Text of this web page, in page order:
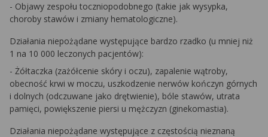
- Objawy zespołu toczniopodobnego (takie jak wysypka,
choroby stawów i zmiany hematologiczne).
Działania niepożądane występujące bardzo rzadko (u mniej niż
1 na 10 000 leczonych pacjentów):
- Żółtaczka (zażółcenie skóry i oczu), zapalenie wątroby,
obecność krwi w moczu, uszkodzenie nerwów kończyn górnych
i dolnych (odczuwane jako drętwienie), bóle stawów, utrata
pamięci, powiększenie piersi u mężczyzn (ginekomastia).
Działania niepożądane występujące z częstością nieznaną